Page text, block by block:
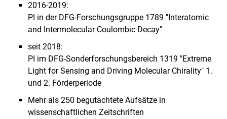
2016-2019:
PI in der DFG-Forschungsgruppe 1789 "Interatomic
and Intermolecular Coulombic Decay"
seit 2018:
PI im DFG-Sonderforschungsbereich 1319 "Extreme
Light for Sensing and Driving Molecular Chirality" 1.
und 2. Förderperiode
Mehr als 250 begutachtete Aufsätze in
wissenschaftlichen Zeitschriften